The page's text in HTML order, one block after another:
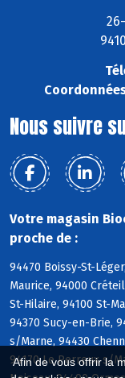
Afin de vous offrir la
Nous suivre
Votre magasin
proche de :
94470 Boissy-St-
Maurice, 94000
St-Hilaire, 94100 St-
94370 Sucy-en-Brie,
s/Marne, 94430
94170 Le Perreux s/